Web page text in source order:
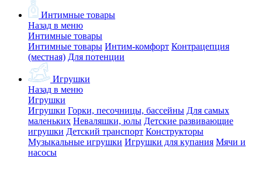
Интимные товары
Назад в меню
Интимные товары
Интимные товары Интим-комфорт Контрацепция
(местная) Для потенции
Игрушки
Назад в меню
Игрушки
Игрушки Горки, песочницы, бассейны Для самых
маленьких Неваляшки, юлы Детские развивающие
игрушки Детский транспорт Конструкторы
Музыкальные игрушки Игрушки для купания Мячи и
насосы